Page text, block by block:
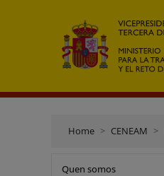
Home CENEAM
Quen somos